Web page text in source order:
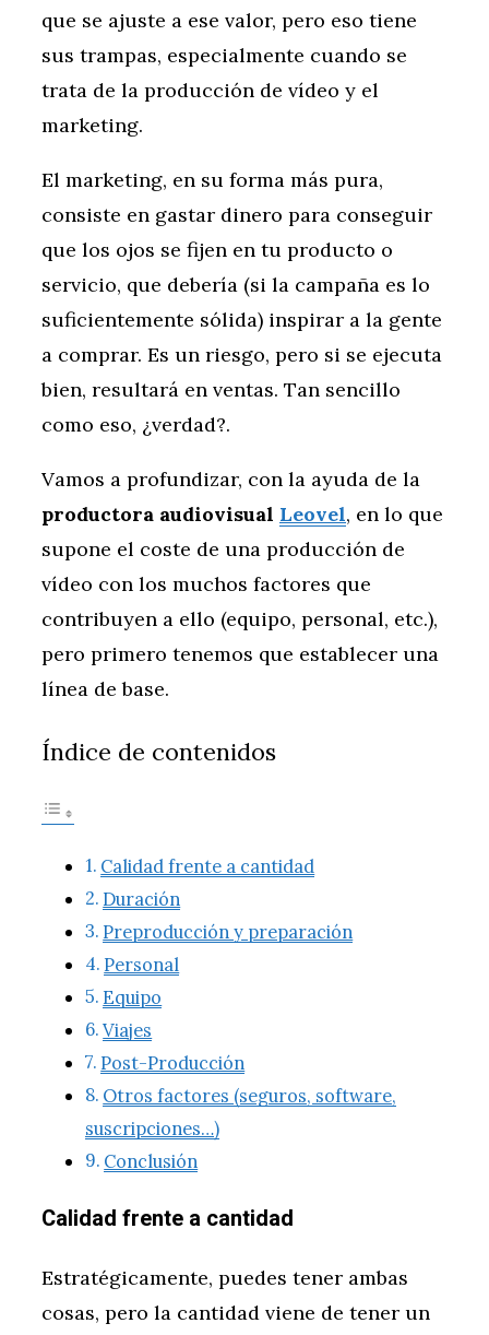
que se ajuste a ese valor, pero eso tiene
sus trampas, especialmente cuando se
trata de la producción de vídeo y el
marketing.
El marketing, en su forma más pura,
consiste en gastar dinero para conseguir
que los ojos se fijen en tu producto o
servicio, que debería (si la campaña es lo
suficientemente sólida) inspirar a la gente
a comprar. Es un riesgo, pero si se ejecuta
bien, resultará en ventas. Tan sencillo
como eso, ¿verdad?.
Vamos a profundizar, con la ayuda de la
productora audiovisual Leovel, en lo que
supone el coste de una producción de
vídeo con los muchos factores que
contribuyen a ello (equipo, personal, etc.),
pero primero tenemos que establecer una
línea de base.
Índice de contenidos
Calidad frente a cantidad
Duración
Preproducción y preparación
Personal
Equipo
Viajes
Post-Producción
Otros factores (seguros, software,
suscripciones…)
Conclusión
Calidad frente a cantidad
Estratégicamente, puedes tener ambas
cosas, pero la cantidad viene de tener un